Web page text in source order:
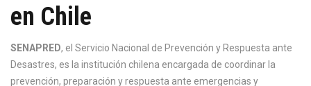
e
en Chile
SENAPRED, el Servicio Nacional de Prevención y Respuesta ante
Desastres, es la institución chilena encargada de coordinar la
prevención, preparación y respuesta ante emergencias y